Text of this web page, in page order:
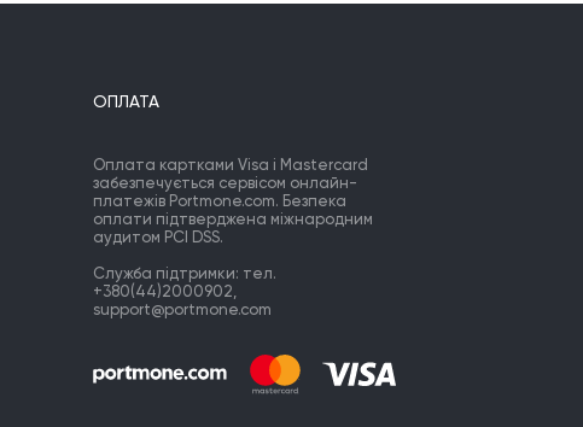
ОПЛАТА
Оплата картками Visa і Mastercard
забезпечується сервісом онлайн-
платежів Portmone.com. Безпека
оплати підтверджена міжнародним
аудитом PCI DSS.
Служба підтримки: тел.
+380(44)2000902,
support@portmone.com